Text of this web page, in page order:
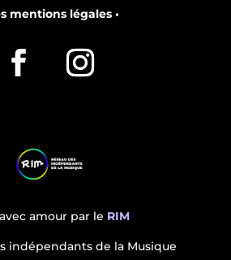
mentions légales •
amour par le RIM
indépendants de la Musique